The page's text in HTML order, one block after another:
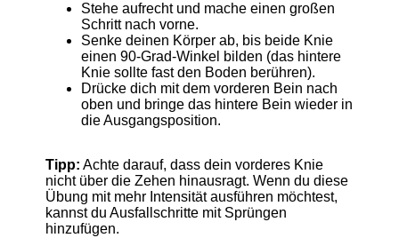
Stehe aufrecht und mache einen großen
Schritt nach vorne.
Senke deinen Körper ab, bis beide Knie
einen 90-Grad-Winkel bilden (das hintere
Knie sollte fast den Boden berühren).
Drücke dich mit dem vorderen Bein nach
oben und bringe das hintere Bein wieder in
die Ausgangsposition.
Tipp: Achte darauf, dass dein vorderes Knie
nicht über die Zehen hinausragt. Wenn du diese
Übung mit mehr Intensität ausführen möchtest,
kannst du Ausfallschritte mit Sprüngen
hinzufügen.